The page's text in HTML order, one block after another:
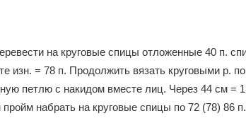
на круговые спицы отложенные 40 п.
изн. = 78 п. Продолжить вязать круговыми р.
пет­лю с накидом вместе лиц. Через 44 см =
набрать на круговые спи­цы по 72 (78) 86